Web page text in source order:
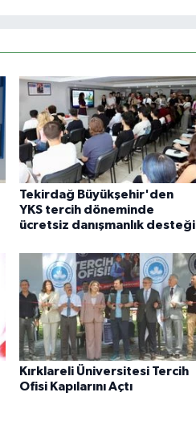
Tekirdağ Büyükşehir'den
YKS tercih döneminde
ücretsiz danışmanlık desteği
Kırklareli Üniversitesi Tercih
Ofisi Kapılarını Açtı